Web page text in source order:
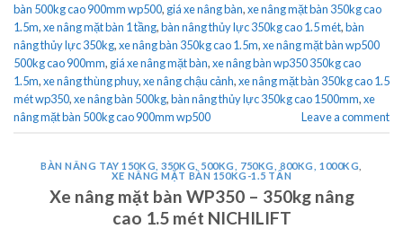
bàn 500kg cao 900mm wp500, giá xe nâng bàn,xe nâng mặt bàn 350kg cao
1.5m,xe nâng mặt bàn 1 tầng,bàn nâng thủy lực 350kg cao 1.5 mét,bàn
nâng thủy lực 350kg,xe nâng bàn 350kg cao 1.5m,xe nâng mặt bàn wp500
500kg cao 900mm, giá xe nâng mặt bàn,xe nâng bàn wp350 350kg cao
1.5m,xe nâng thùng phuy,xe nâng chậu cảnh,xe nâng mặt bàn 350kg cao 1.5
mét wp350,xe nâng bàn 500kg,bàn nâng thủy lực 350kg cao 1500mm,xe
nâng mặt bàn 500kg cao 900mm wp500
Leave a comment
BÀN NÂNG TAY 150KG, 350KG, 500KG, 750KG, 800KG, 1000KG
XE NÂNG MẶT BÀN 150KG-1.5 TẤN
Xe nâng mặt bàn WP350 – 350kg nâng
cao 1.5 mét NICHILIFT